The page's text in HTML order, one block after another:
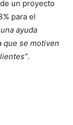
un proyecto
para el
ayuda
que se motiven
.